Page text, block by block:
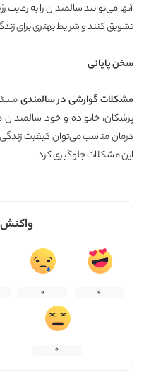
آنها می‌توانند سالمندان را به
تشویق کنند و شرایط بهتری برای
سخن پایانی
مشکلات گوارشی در سالمندی
پزشکان، خانواده و خود
درمان مناسب می‌توان کیفیت
این مشکلات جلوگیری کرد.
0
0
0